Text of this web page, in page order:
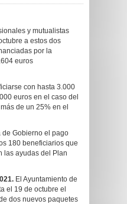
y mutualistas
a estos dos
por la
euros
con hasta 3.000
euros en el caso del
de un 25% en el
de Gobierno el pago
180 beneficiarios que
las ayudas del Plan
El Ayuntamiento de
el 19 de octubre el
dos nuevos paquetes